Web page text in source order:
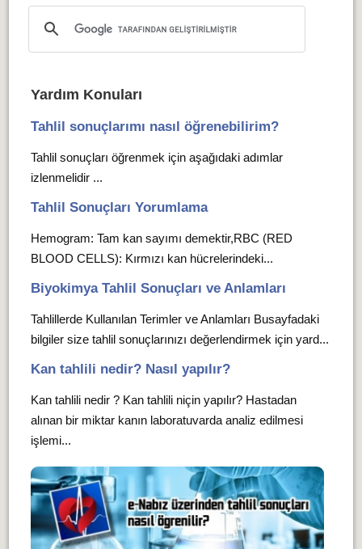
Yardım Konuları
Tahlil sonuçlarımı nasıl öğrenebilirim?
Tahlil sonuçları öğrenmek için aşağıdaki adımlar
izlenmelidir ...
Tahlil Sonuçları Yorumlama
Hemogram: Tam kan sayımı demektir,RBC (RED
BLOOD CELLS): Kırmızı kan hücrelerindeki...
Biyokimya Tahlil Sonuçları ve Anlamları
Tahlillerde Kullanılan Terimler ve Anlamları Busayfadaki
bilgiler size tahlil sonuçlarınızı değerlendirmek için yard...
Kan tahlili nedir? Nasıl yapılır?
Kan tahlili nedir ? Kan tahlili niçin yapılır? Hastadan
alınan bir miktar kanın laboratuvarda analiz edilmesi
işlemi...